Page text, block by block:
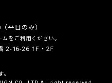
平日のみ）
ムをご利用ください。
2-16-26 1F・2F
。